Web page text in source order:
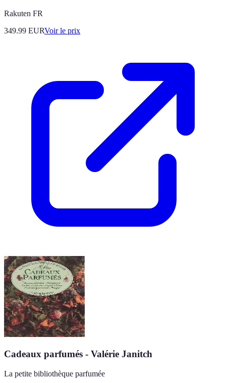
Rakuten FR
349.99 EURVoir le prix
Cadeaux parfumés - Valérie Janitch
La petite bibliothèque parfumée